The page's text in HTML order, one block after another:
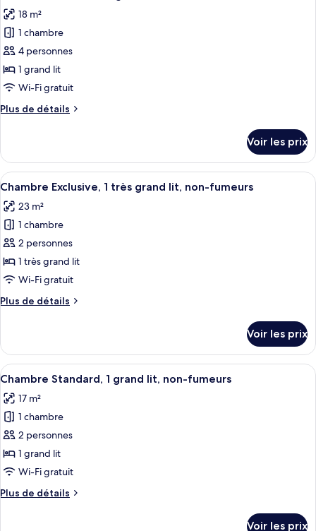
les
photos
pour
ce
type
chambre :
grand
lit,
non-
fumeurs
18 m²
1 chambre
4 personnes
1 grand lit
Wi-Fi gratuit
Plus de détails
Plus
le
type
de
Chambre
Exécutive,
grand
lit,
non-
fumeurs
Voir les prix
Afficher
toutes
les
photos
pour
ce
type
chambre :
très
grand
lit,
non-
fumeurs
Une chambre d’hôtel équipée d’un
12
Chambre Exclusive, 1 très grand lit, non-fumeurs
23 m²
1 chambre
2 personnes
1 très grand lit
Wi-Fi gratuit
Plus de détails
Plus
le
type
de
Chambre
Exclusive,
très
grand
lit,
non-
fumeurs
Voir les prix
Afficher
toutes
les
photos
pour
ce
type
chambre :
Une chambre d’hôtel avec un
6
Chambre Standard, 1 grand lit, non-fumeurs
17 m²
1 chambre
2 personnes
1 grand lit
Wi-Fi gratuit
Plus de détails
Plus
Voir les prix